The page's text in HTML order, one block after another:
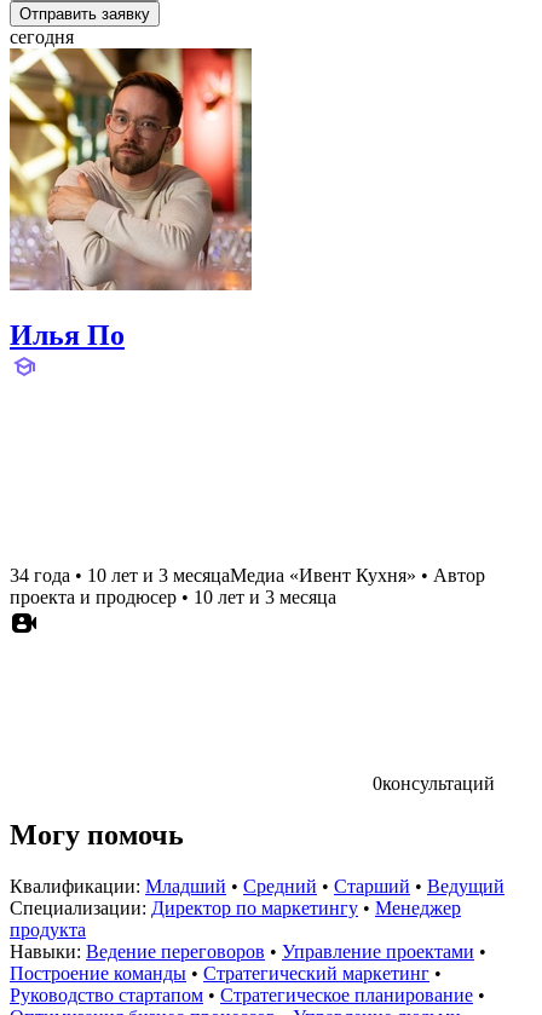
Отправить заявку
сегодня
Илья По
34 года • 10 лет и 3 месяцаМедиа «Ивент Кухня» • Автор
проекта и продюсер • 10 лет и 3 месяца
0консультаций
Могу помочь
Квалификации: Младший • Средний • Старший • Ведущий
Специализации: Директор по маркетингу • Менеджер
продукта
Навыки: Ведение переговоров • Управление проектами •
Построение команды • Стратегический маркетинг •
Руководство стартапом • Стратегическое планирование •